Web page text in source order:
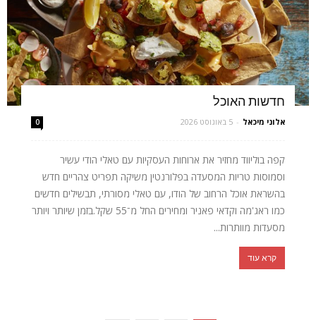
חדשות האוכל
אלוני מיכאל - 5 באוגוסט 2026 0
קפה בוליווד מחזיר את ארוחות העסקיות עם טאלי הודי עשיר
וסמוסות טריות המסעדה בפלורנטין משיקה תפריט צהריים חדש
בהשראת אוכל הרחוב של הודו, עם טאלי מסורתי, תבשילים חדשים
כמו ראג'מה וקדאי פאניר ומחירים החל מ־55 שקל.בזמן שיותר ויותר
מסעדות מוותרות...
קרא עוד